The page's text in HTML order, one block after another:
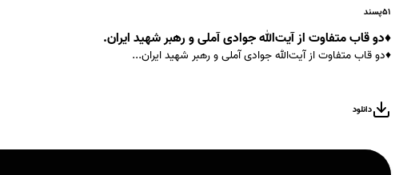
۵۱پسند
♦️دو قاب متفاوت از آیت‌الله جوادی آملی و رهبر شهید ایران.
♦️دو قاب متفاوت از آیت‌الله جوادی آملی و رهبر شهید ایران...
دانلود